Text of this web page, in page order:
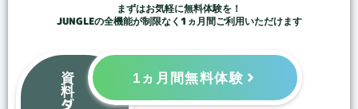
まずはお気軽に無料体験を！
JUNGLEの全機能が制限なく1ヵ月間ご利用いただけます
資
料
ダ
1ヵ月間無料体験